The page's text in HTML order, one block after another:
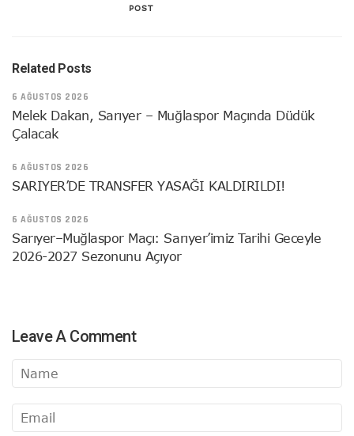
POST
Related Posts
6 AĞUSTOS 2026
Melek Dakan, Sarıyer – Muğlaspor Maçında Düdük
Çalacak
6 AĞUSTOS 2026
SARIYER’DE TRANSFER YASAĞI KALDIRILDI!
6 AĞUSTOS 2026
Sarıyer–Muğlaspor Maçı: Sarıyer’imiz Tarihi Geceyle
2026-2027 Sezonunu Açıyor
Leave A Comment